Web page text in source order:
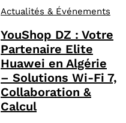
Actualités & Événements
YouShop DZ : Votre
Partenaire Elite
Huawei en Algérie
– Solutions Wi-Fi 7,
Collaboration &
Calcul